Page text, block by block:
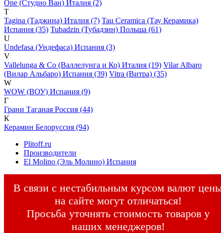
One (Студио Ван) Италия (2)
T
Tagina (Таджина) Италия (7) Tau Ceramica (Тау Керамика)
Испания (35) Tubadzin (Тубадзин) Польша (61)
U
Undefasa (Ундефаса) Испания (3)
V
Vallelunga & Co (Валлелунга и Ко) Италия (19) Vilar Albaro
(Вилар Альбаро) Испания (39) Vitra (Витра) (35)
W
WOW (ВОУ) Испания (9)
Г
Грани Таганая Россия (44)
К
Керамин Белоруссия (94)
Plitoff.ru
Производители
El Molino (Эль Молино) Испания
В связи с нестабильным курсом валют
на сайте могут отличаться!
Просьба уточнять стоимость товаров у
наших менеджеров!